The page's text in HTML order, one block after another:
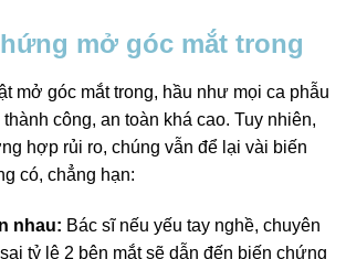
mở góc mắt trong
mở góc mắt trong, hầu như mọi ca phẫu
công, an toàn khá cao. Tuy nhiên,
hợp rủi ro, chúng vẫn để lại vài biến
có, chẳng hạn:
nhau: Bác sĩ nếu yếu tay nghề, chuyên
tỷ lệ 2 bên mắt sẽ dẫn đến biến chứng